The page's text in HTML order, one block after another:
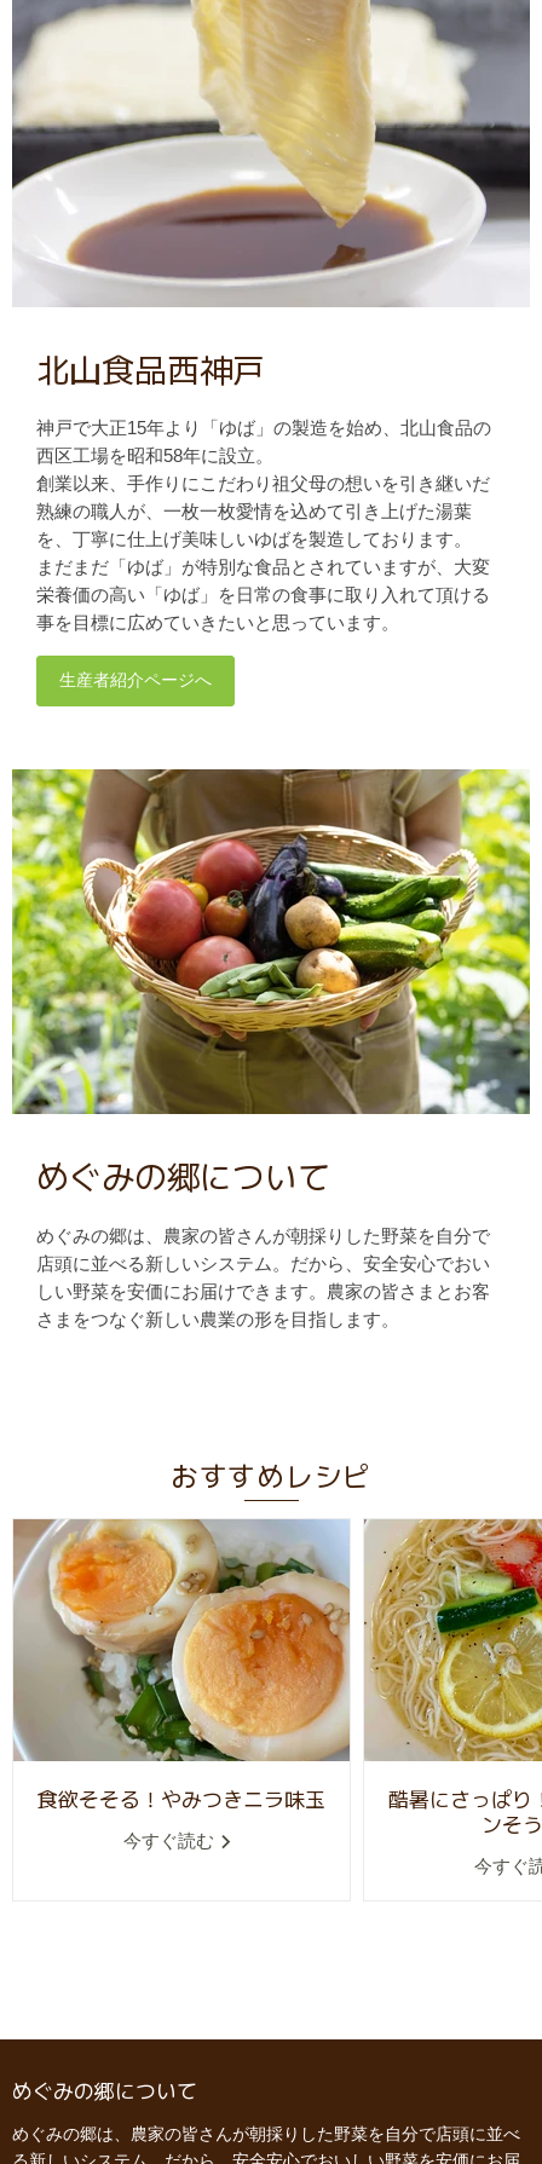
北山食品西神戸
神戸で大正15年より「ゆば」の製造を始め、北山食品の
西区工場を昭和58年に設立。
創業以来、手作りにこだわり祖父母の想いを引き継いだ
熟練の職人が、一枚一枚愛情を込めて引き上げた湯葉
を、丁寧に仕上げ美味しいゆばを製造しております。
まだまだ「ゆば」が特別な食品とされていますが、大変
栄養価の高い「ゆば」を日常の食事に取り入れて頂ける
事を目標に広めていきたいと思っています。
生産者紹介ページへ
めぐみの郷について
めぐみの郷は、農家の皆さんが朝採りした野菜を自分で
店頭に並べる新しいシステム。だから、安全安心でおい
しい野菜を安価にお届けできます。農家の皆さまとお客
さまをつなぐ新しい農業の形を目指します。
おすすめレシピ
食欲そそる！やみつきニラ味玉
今すぐ読む
酷暑にさっぱり
ンそ
今すぐ
めぐみの郷について
めぐみの郷は、農家の皆さんが朝採りした野菜を自分で店頭に並べ